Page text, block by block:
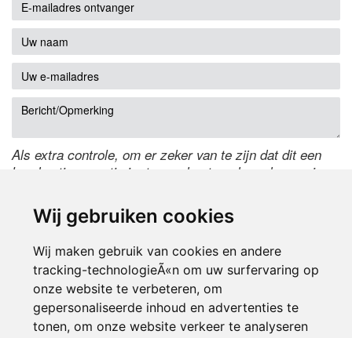
Wij gebruiken cookies
Wij maken gebruik van cookies en andere
tracking-technologieÃ«n om uw surfervaring op
onze website te verbeteren, om
gepersonaliseerde inhoud en advertenties te
tonen, om onze website verkeer te analyseren
Als extra controle, om er zeker van te zijn dat dit een
handmatige reactie is, typ onderstaande code over in
de code te wijzigen.